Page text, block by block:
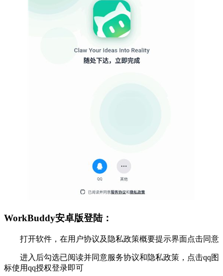
WorkBuddy安卓版登陆：
打开软件，在用户协议及隐私政策概要提示界面点击同意
进入后勾选已阅读并同意服务协议和隐私政策，点击qq图
标使用qq授权登录即可